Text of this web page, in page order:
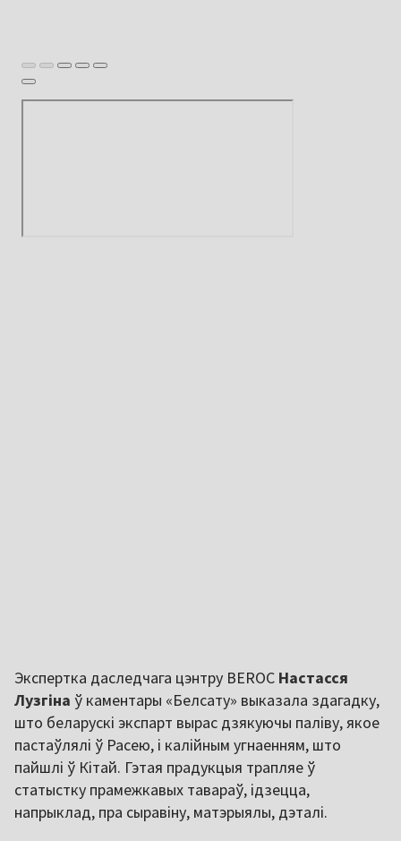
Экспертка даследчага цэнтру BEROC Настасся
Лузгіна ў каментары «Белсату» выказала здагадку,
што беларускі экспарт вырас дзякуючы паліву, якое
пастаўлялі ў Расею, і калійным угнаенням, што
пайшлі ў Кітай. Гэтая прадукцыя трапляе ў
статыстку прамежкавых тавараў, ідзецца,
напрыклад, пра сыравіну, матэрыялы, дэталі.